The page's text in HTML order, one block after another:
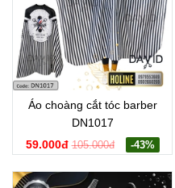
Áo choàng cắt tóc barber
DN1017
59.000đ 105.000đ -43%